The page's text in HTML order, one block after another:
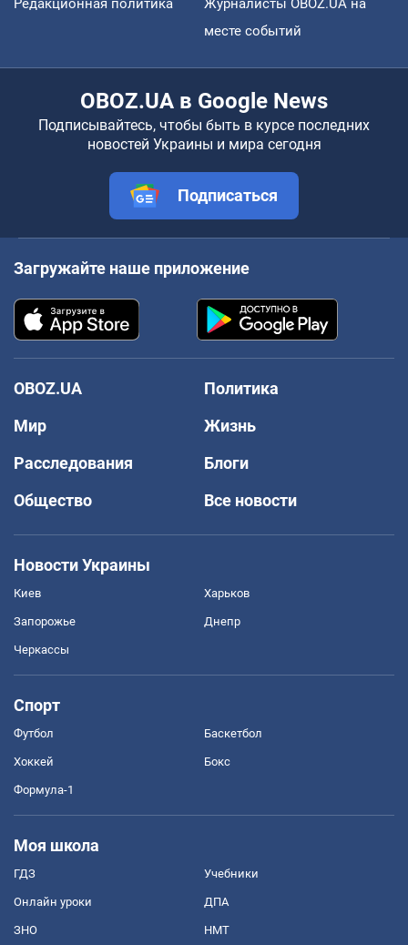
Редакционная политика
Журналисты OBOZ.UA на
месте событий
OBOZ.UA в Google News
Подписывайтесь, чтобы быть в курсе последних
новостей Украины и мира сегодня
Подписаться
Загружайте наше приложение
OBOZ.UA
Политика
Мир
Жизнь
Расследования
Блоги
Общество
Все новости
Новости Украины
Киев Харьков
Запорожье Днепр
Черкассы
Спорт
Футбол Баскетбол
Хоккей Бокс
Формула-1
Моя школа
ГДЗ Учебники
Онлайн уроки ДПА
ЗНО НМТ